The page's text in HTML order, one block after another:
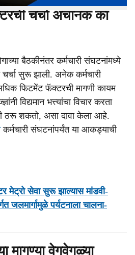
चर्चा अचानक का
बैठकीनंतर कर्मचारी संघटनांमध्ये
सुरू झाली. अनेक कर्मचारी
फिटमेंट फॅक्टरची मागणी कायम
विद्यमान भत्त्यांचा विचार करता
ठरू शकतो, असा दावा केला आहे.
कर्मचारी संघटनांपर्यंत या आकड्याची
मेट्रो सेवा सुरू झाल्यास मांडवी-
जलमार्गामुळे पर्यटनाला चालना-
मागण्या वेगवेगळ्या